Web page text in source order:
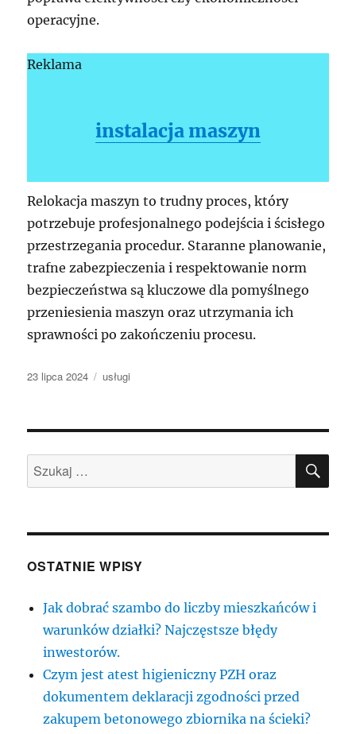
operacyjne.
Reklama
instalacja maszyn
Relokacja maszyn to trudny proces, który
potrzebuje profesjonalnego podejścia i ścisłego
przestrzegania procedur. Staranne planowanie,
trafne zabezpieczenia i respektowanie norm
bezpieczeństwa są kluczowe dla pomyślnego
przeniesienia maszyn oraz utrzymania ich
sprawności po zakończeniu procesu.
Data
23 lipca 2024 Kategorie
usługi
Szukaj:
OSTATNIE WPISY
Jak dobrać szambo do liczby mieszkańców i
warunków działki? Najczęstsze błędy
inwestorów.
Czym jest atest higieniczny PZH oraz
dokumentem deklaracji zgodności przed
zakupem betonowego zbiornika na ścieki?